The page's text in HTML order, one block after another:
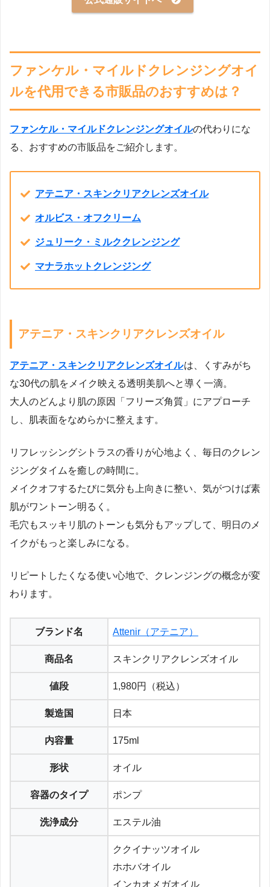
ファンケル・マイルドクレンジングオイ
ルを代用できる市販品のおすすめは？
ファンケル・マイルドクレンジングオイルの代わりにな
る、おすすめの市販品をご紹介します。
アテニア・スキンクリアクレンズオイル
オルビス・オフクリーム
ジュリーク・ミルククレンジング
マナラホットクレンジング
アテニア・スキンクリアクレンズオイル
アテニア・スキンクリアクレンズオイルは、くすみがち
な30代の肌をメイク映える透明美肌へと導く一滴。
大人のどんより肌の原因「フリーズ角質」にアプローチ
し、肌表面をなめらかに整えます。
リフレッシングシトラスの香りが心地よく、毎日のクレン
ジングタイムを癒しの時間に。
メイクオフするたびに気分も上向きに整い、気がつけば素
肌がワントーン明るく。
毛穴もスッキリ肌のトーンも気分もアップして、明日のメ
イクがもっと楽しみになる。
リピートしたくなる使い心地で、クレンジングの概念が変
わります。
ブランド名 Attenir（アテニア）
商品名 スキンクリアクレンズオイル
値段 1,980円（税込）
製造国 日本
内容量 175ml
形状 オイル
容器のタイプ ポンプ
洗浄成分 エステル油
ククイナッツオイル
ホホバオイル
インカオメガオイル